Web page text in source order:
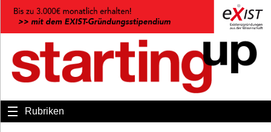
Rubriken